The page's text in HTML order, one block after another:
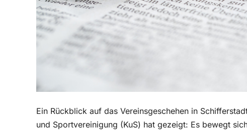
Ein Rückblick auf das Vereinsgeschehen in
und Sportvereinigung (KuS) hat gezeigt: Es bewegt